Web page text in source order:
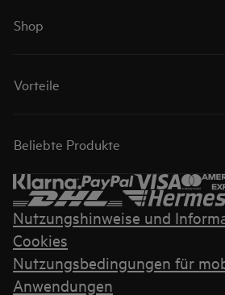
Shop
Vorteile
Beliebte Produkte
Nutzungshinweise und
Cookies
Nutzungsbedingungen für
Anwendungen